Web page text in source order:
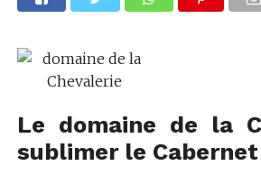
Le domaine de la
sublimer le